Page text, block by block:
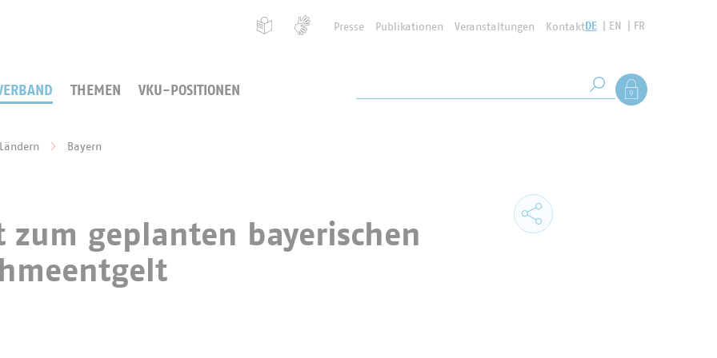
Presse Publikationen Veranstaltungen KontaktDE EN FR
THEMEN VKU-POSITIONEN Suche starten
Als Mitglied
Bayern
zum geplanten bayerischen